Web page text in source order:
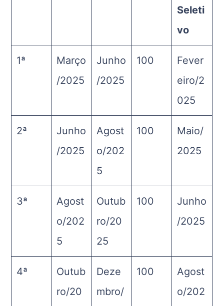
Seleti
vo
1ª
Março
/2025
Junho
/2025
100
Fever
eiro/2
025
2ª
Junho
/2025
Agost
o/202
5
100
Maio/
2025
3ª
Agost
o/202
5
Outub
ro/20
25
100
Junho
/2025
4ª
Outub
ro/20
Deze
mbro/
100
Agost
o/202